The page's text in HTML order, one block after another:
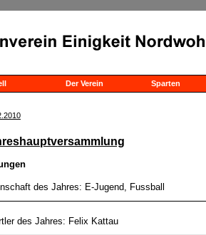
Der Verein Sparten
des Jahres: E-Jugend, Fussball
des Jahres: Felix Kattau